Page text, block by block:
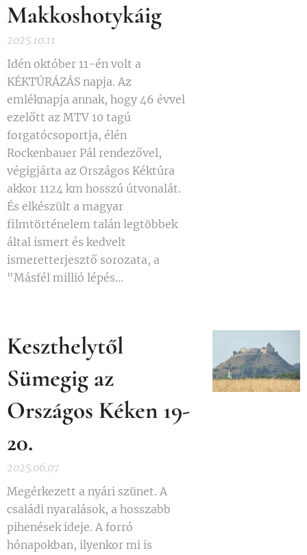
Makkoshotykáig
2025.10.11
Idén október 11-én volt a
KÉKTÚRÁZÁS napja. Az
emléknapja annak, hogy 46 évvel
ezelőtt az MTV 10 tagú
forgatócsoportja, élén
Rockenbauer Pál rendezővel,
végigjárta az Országos Kéktúra
akkor 1124 km hosszú útvonalát.
És elkészült a magyar
filmtörténelem talán legtöbbek
által ismert és kedvelt
ismeretterjesztő sorozata, a
"Másfél millió lépés...
Keszthelytől
Sümegig az
Országos Kéken 19-
20.
2025.06.07
Megérkezett a nyári szünet. A
családi nyaralások, a hosszabb
pihenések ideje. A forró
hónapokban, ilyenkor mi is